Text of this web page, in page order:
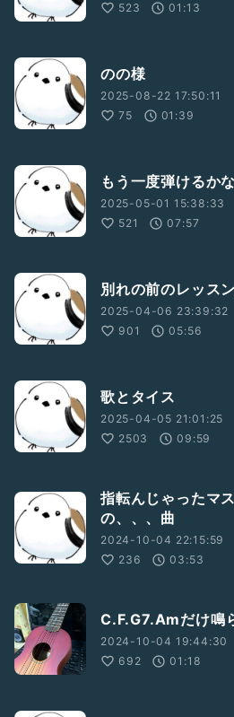
523
01:13
のの様
2025-08-22 17:50:11
75
01:39
もう一度弾けるかな
2025-05-01 15:38:33
521
07:57
別れの前のレッスン
2025-04-06 23:39:32
901
05:56
歌とタイス
2025-04-05 21:01:25
2503
09:59
指転んじゃったマ
の、、、曲
2024-10-04 22:15:59
236
03:53
C.F.G7.Amだけ鳴
2024-10-04 19:44:30
692
01:18